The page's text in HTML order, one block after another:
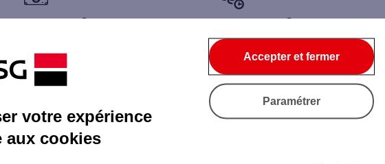
votre expérience
aux cookies
Accepter et fermer
Paramétrer